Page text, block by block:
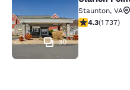
30
Staunton, VA
4.3 étoiles.
4.3(1 737)